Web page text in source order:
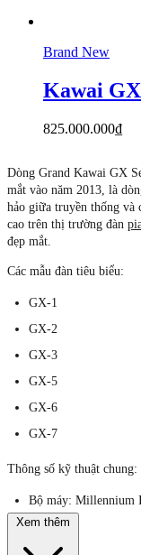
Brand New
Kawai
825.000.000₫
Dòng Grand Kawai GX
mắt vào năm 2013, là
hảo giữa truyền thống và
cao trên thị trường đàn
đẹp mắt.
Các mẫu đàn tiêu biểu:
GX-1
GX-2
GX-3
GX-5
GX-6
GX-7
Thông số kỹ thuật chung:
Bộ máy: Millennium
Responsive Action,
Xem thêm